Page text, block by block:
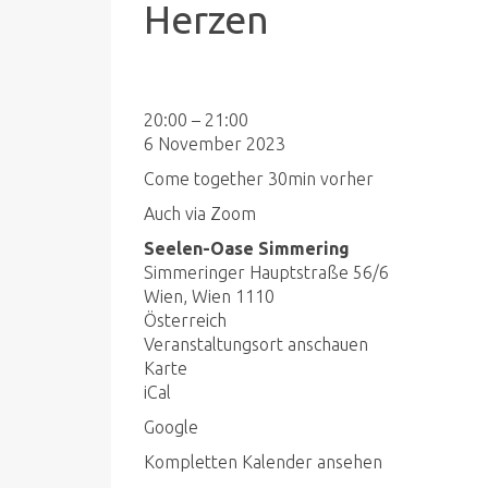
Herzen
Meditation
zur
mit
deinem
Herzen
20:00 – 21:00
6 November 2023
Come together 30min vorher
Auch via Zoom
Seelen-Oase Simmering
Simmeringer Hauptstraße 56/6
Wien, Wien 1110
Österreich
Veranstaltungsort anschauen
Karte
iCal
Google
Kompletten Kalender ansehen